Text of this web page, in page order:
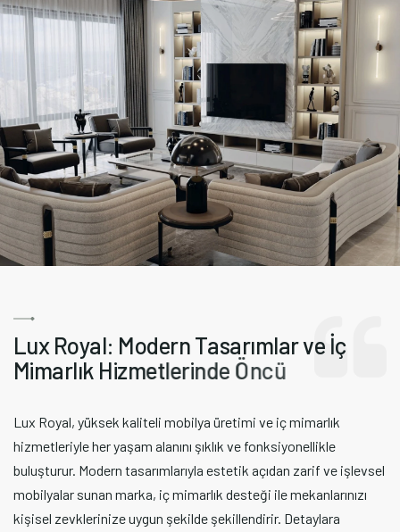
Lux Royal: ModernTasarımlarveİç
Mimarlık Hizmetlerinde Öncü
Lux Royal, yüksek kaliteli mobilya üretimi ve iç mimarlık
hizmetleriyle her yaşam alanını şıklık ve fonksiyonellikle
buluşturur. Modern tasarımlarıyla estetik açıdan zarif ve işlevsel
mobilyalar sunan marka, iç mimarlık desteği ile mekanlarınızı
kişisel zevklerinize uygun şekilde şekillendirir. Detaylara